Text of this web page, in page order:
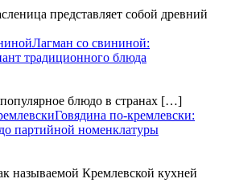
представляет собой древний
Лагман со свининой:
традиционного блюда
блюдо в странах […]
Говядина по-кремлевски:
партийной номенклатуры
называемой Кремлевской кухней